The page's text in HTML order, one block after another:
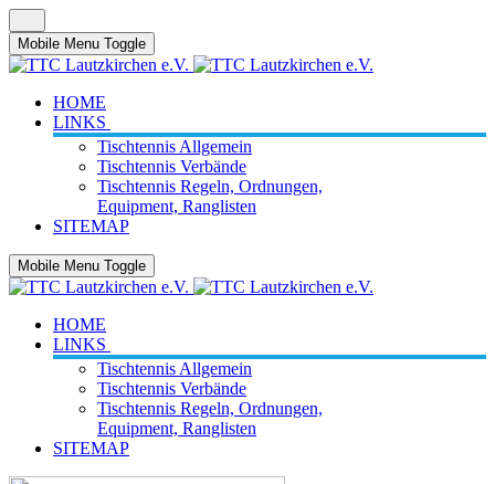
Mobile Menu Toggle
HOME
LINKS
Tischtennis Allgemein
Tischtennis Verbände
Tischtennis Regeln, Ordnungen,
Equipment, Ranglisten
SITEMAP
Mobile Menu Toggle
HOME
LINKS
Tischtennis Allgemein
Tischtennis Verbände
Tischtennis Regeln, Ordnungen,
Equipment, Ranglisten
SITEMAP